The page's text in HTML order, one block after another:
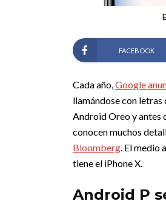
FACEBOOK
Cada año,Google
llamándose con letras
Android Oreo y antes
conocen muchos
Bloomberg. El medio
tiene el iPhone X.
Android P